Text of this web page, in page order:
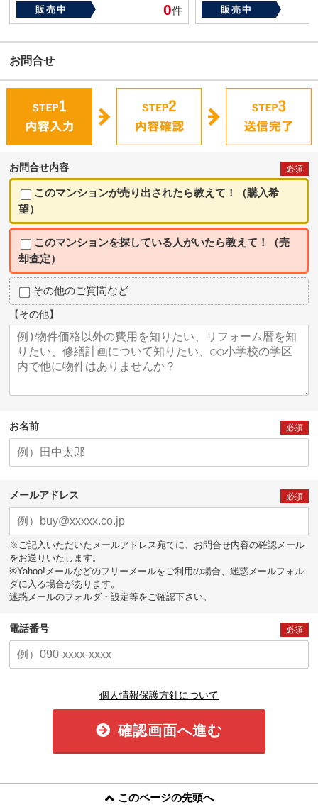
販売中
0件
販売中
お問合せ
お問合せ内容 必須
このマンションが売り出されたら教えて！（購入希
望）
このマンションを探している人がいたら教えて！（売
却査定）
その他のご質問など
【その他】
お名前 必須
メールアドレス 必須
※ご記入いただいたメールアドレス宛てに、お問合せ内容の確認メール
をお送りいたします。
※Yahoo!メールなどのフリーメールをご利用の場合、迷惑メールフォル
ダに入る場合があります。
迷惑メールのフォルダ・設定等をご確認下さい。
電話番号 必須
個人情報保護方針について
確認画面へ進む
このページの先頭へ